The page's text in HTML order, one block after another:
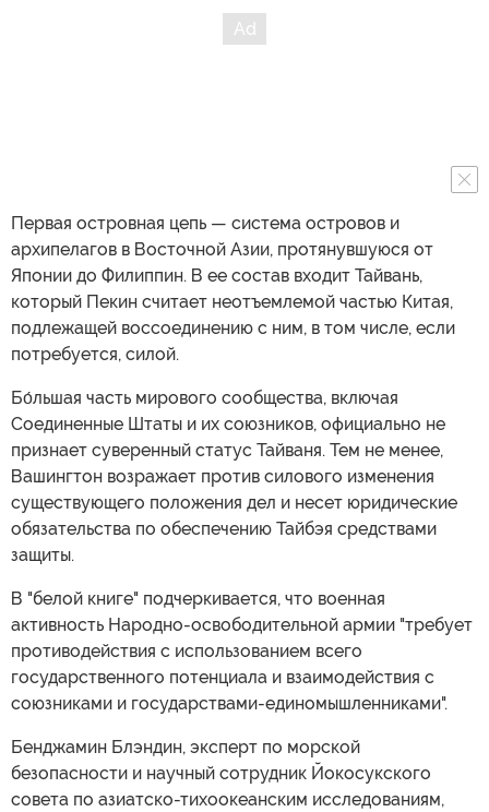
Первая островная цепь — система островов и
архипелагов в Восточной Азии, протянувшуюся от
Японии до Филиппин. В ее состав входит Тайвань,
который Пекин считает неотъемлемой частью Китая,
подлежащей воссоединению с ним, в том числе, если
потребуется, силой.
Бо́льшая часть мирового сообщества, включая
Соединенные Штаты и их союзников, официально не
признает суверенный статус Тайваня. Тем не менее,
Вашингтон возражает против силового изменения
существующего положения дел и несет юридические
обязательства по обеспечению Тайбэя средствами
защиты.
В "белой книге" подчеркивается, что военная
активность Народно-освободительной армии "требует
противодействия с использованием всего
государственного потенциала и взаимодействия с
союзниками и государствами-единомышленниками".
Бенджамин Блэндин, эксперт по морской
безопасности и научный сотрудник Йокосукского
совета по азиатско-тихоокеанским исследованиям,